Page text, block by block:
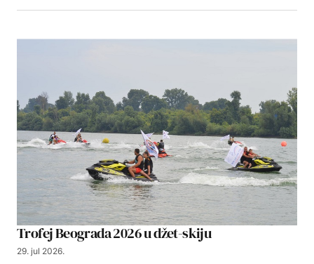
Trofej Beograda 2026 u džet-skiju
29. jul 2026.